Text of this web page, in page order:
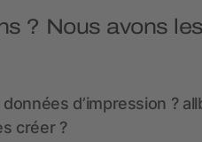
? Nous avons
d’impression ?
créer ?